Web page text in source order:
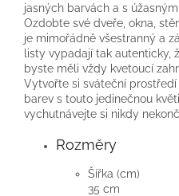
jasných barvách a s
Ozdobte své dveře, okna,
je mimořádně všestranný a
listy vypadají tak autenticky,
byste měli vždy kvetoucí
Vytvořte si sváteční
barev s touto jedinečnou
vychutnávejte si nikdy
Rozměry
Šířka (cm)
35 cm